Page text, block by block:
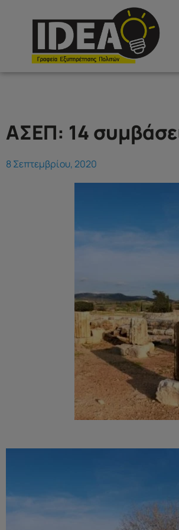
ΑΣΕΠ: 14
8 Σεπτεμβρίου, 2020